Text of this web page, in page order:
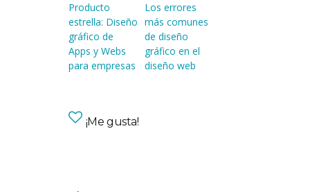
Producto
estrella: Diseño
gráfico de
Apps y Webs
para empresas
Los errores
más comunes
de diseño
gráfico en el
diseño web
¡Me gusta!